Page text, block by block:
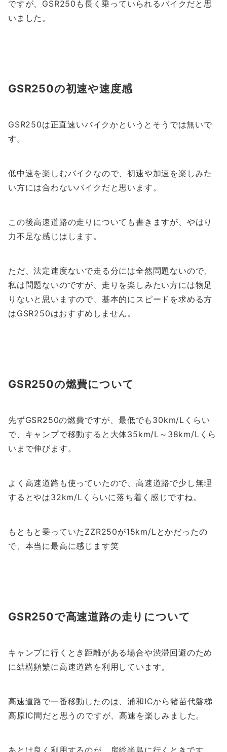
ですが、GSR250も長く乗っていられるバイクだと思
いました。
GSR250の初速や速度感
GSR250は正直速いバイクかというとそうでは無いで
す。
低中速を楽しむバイクなので、初速や加速を楽しみた
い方には合わないバイクだと思います。
この後高速道路の走りについても書きますが、やはり
力不足な感じはします。
ただ、法定速度ないで走る分には全然問題ないので、
私は問題ないのですが、走りを楽しみたい方には物足
りないと思いますので、基本的にスピードを求める方
はGSR250はおすすめしません。
GSR250の燃費について
先ずGSR250の燃費ですが、最低でも30km/Lくらい
で、キャンプで移動すると大体35km/L～38km/Lくら
いまで伸びます。
よく高速道路も使っていたので、高速道路で少し無理
するとやは32km/Lくらいに落ち着く感じですね。
もともと乗っていたZZR250が15km/Lとかだったの
で、本当に最高に感じます笑
GSR250で高速道路の走りについて
キャンプに行くとき距離がある場合や渋滞回避のため
に結構頻繁に高速道路を利用しています。
高速道路で一番移動したのは、浦和ICから猪苗代磐梯
高原IC間だと思うのですが、高速を楽しみました。